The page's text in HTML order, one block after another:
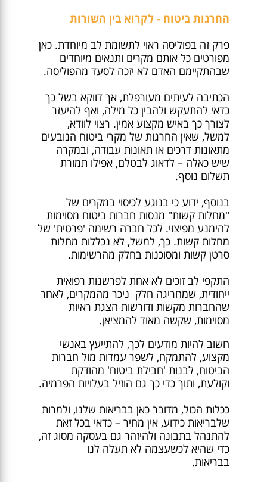
החרגות ביטוח - לקרוא בין השורות
פרק זה בפוליסה ראוי לתשומת לב מיוחדת. כאן
מפורטים כל אותם מקרים ותנאים מיוחדים
שבהתקיימם האדם לא יזכה לסעד מהפוליסה.
הכתיבה לעיתים מעורפלת, אך דווקא בשל כך
כדאי להתעקש ולהבין כל מילה, ואף להיעזר
לצורך כך באיש מקצוע אמין. רצוי לוודא,
למשל, שאין החרגות של מקרי ביטוח הנובעים
מתאונות דרכים או תאונות עבודה, ובמקרה
שיש כאלה – לדאוג לבטלם, אפילו תמורת
תשלום נוסף.
בנוסף, ידוע כי בנוגע לכיסוי במקרים של
"מחלות קשות" מנסות חברות ביטוח מסוימות
להימנע מפיצוי. לכל חברה רשימה 'פרטית' של
מחלות קשות. כך, למשל, לא נכללות מחלות
סרטן קשות ומסוכנות בחלק מהרשימות.
התקפי לב זוכים לא אחת לפרשנות רפואית
ייחודית, שמחריגה חלק ניכר מהמקרים, לאחר
שהחברות מקשות ודורשות הצגת ראיות
מסוימות, שקשה מאוד להמציאן.
חשוב להיות מודעים לכך, להתייעץ באנשי
מקצוע, להתמקח, לשפר עמדות מול חברות
הביטוח, לבנות 'חבילת ביטוח' מהודקת
וקולעת, ותוך כדי כך גם הוזיל בעלויות הפרמיה.
ככלות הכול, מדובר כאן בבריאות שלנו, ולמרות
שלבריאות כידוע, אין מחיר – כדאי בכל זאת
להתנהל בתבונה ולהיזהר גם בעסקה מסוג זה,
כדי שהיא לכשעצמה לא תעלה לנו
בבריאות.